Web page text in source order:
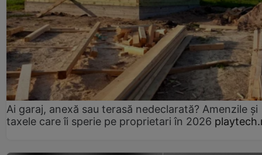
Ai garaj, anexă sau terasă nedeclarată? Amenzile și
taxele care îi sperie pe proprietari în 2026